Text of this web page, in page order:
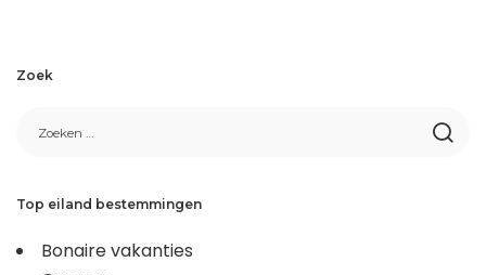
Zoek
Top eiland bestemmingen
Bonaire vakanties